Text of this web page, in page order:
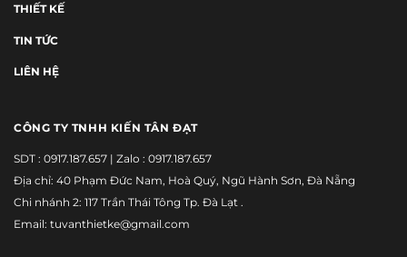
THIẾT KẾ
TIN TỨC
LIÊN HỆ
CÔNG TY TNHH KIẾN TÂN ĐẠT
SDT : 0917.187.657 | Zalo : 0917.187.657
Địa chỉ: 40 Phạm Đức Nam, Hoà Quý, Ngũ Hành Sơn, Đà Nẵng
Chi nhánh 2: 117 Trần Thái Tông Tp. Đà Lạt .
Email: tuvanthietke@gmail.com